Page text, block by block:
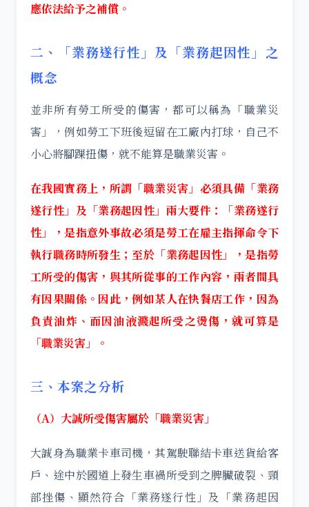
應依法給予之補償。
二、「業務遂行性」及「業務起因性」之
概念
並非所有勞工所受的傷害，都可以稱為「職業災
害」，例如勞工下班後逗留在工廠內打球，自己不
小心將腳踝扭傷，就不能算是職業災害。
在我國實務上，所謂「職業災害」必須具備「業務
遂行性」及「業務起因性」兩大要件：「業務遂行
性」，是指意外事故必須是勞工在雇主指揮命令下
執行職務時所發生；至於「業務起因性」，是指勞
工所受的傷害，與其所從事的工作內容，兩者間具
有因果關係。因此，例如某人在快餐店工作，因為
負責油炸、而因油液濺起所受之燙傷，就可算是
「職業災害」。
三、本案之分析
（A）大誠所受傷害屬於「職業災害」
大誠身為職業卡車司機，其駕駛聯結卡車送貨給客
戶、途中於國道上發生車禍所受到之脾臟破裂、頸
部挫傷、顯然符合「業務遂行性」及「業務起因